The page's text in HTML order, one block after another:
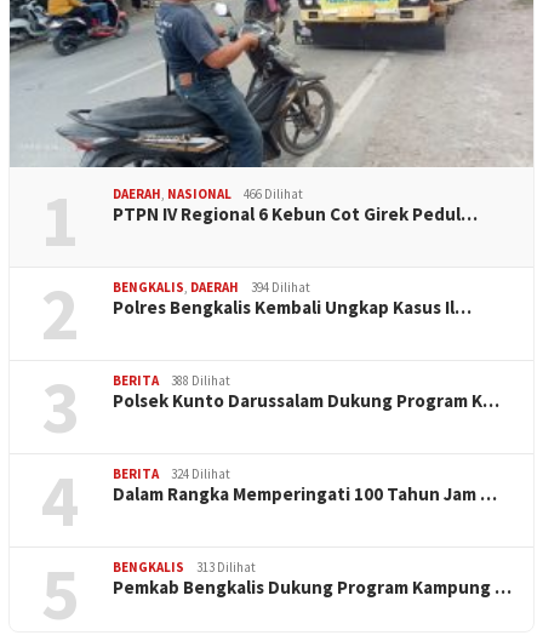
1 DAERAH, NASIONAL 466 Dilihat
PTPN IV Regional 6 Kebun Cot Girek Pedul…
2 BENGKALIS, DAERAH 394 Dilihat
Polres Bengkalis Kembali Ungkap Kasus Il…
3 BERITA 388 Dilihat
Polsek Kunto Darussalam Dukung Program K…
4 BERITA 324 Dilihat
Dalam Rangka Memperingati 100 Tahun Jam …
5 BENGKALIS 313 Dilihat
Pemkab Bengkalis Dukung Program Kampung …